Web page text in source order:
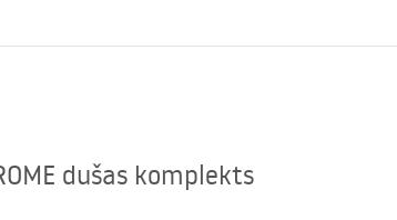
dušas komplekts